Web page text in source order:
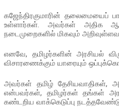
கஜேந்திரகுமாரின் தலைமையைப்
உள்ளார்கள். அவர்கள் அதிக
நடைமுறைகளில் மிகவும்
எனவே, தமிழர்களின் அரசியல்
விசாரணைக்கும் யாரையும்
அவர்கள் தமிழ் தேசியவாதிகள்,
என்பவர்கள், தமிழர்கள் தங்கள்
கண்டறிய வாக்கெடுப்பு